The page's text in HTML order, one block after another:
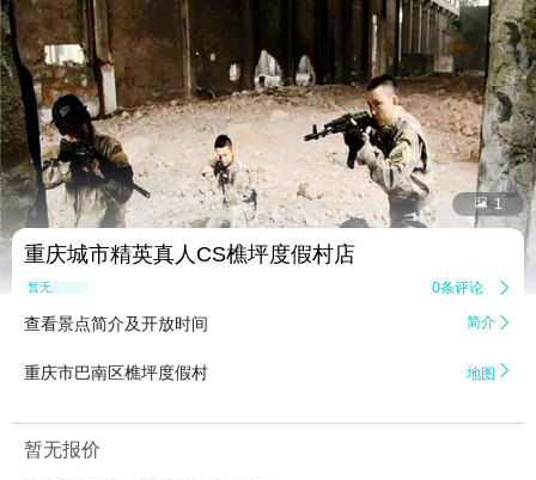
 1
重庆城市精英真人CS樵坪度假村店
暂无点评 0条评论 
查看景点简介及开放时间 简介 
重庆市巴南区樵坪度假村 地图 
暂无报价
